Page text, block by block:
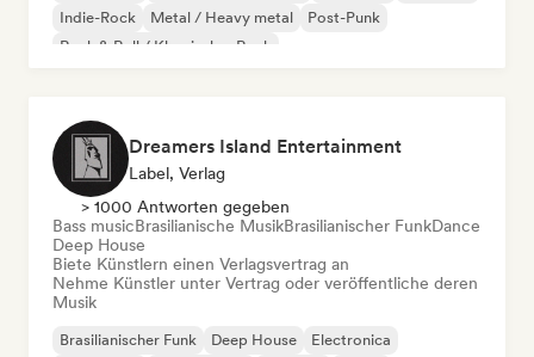
Indie-Rock
Metal / Heavy metal
Post-Punk
Rock & Roll / Klassischer Rock
Dreamers Island Entertainment
Label, Verlag
> 1000 Antworten gegeben
Bass musicBrasilianische MusikBrasilianischer FunkDance
Deep House
Biete Künstlern einen Verlagsvertrag an
Nehme Künstler unter Vertrag oder veröffentliche deren
Musik
Brasilianischer Funk Deep House
Electronica